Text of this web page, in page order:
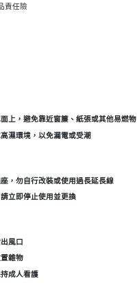
責任險
上，避免靠近窗簾、紙張或其他易燃物
濕環境，以免漏電或受潮
，勿自行改裝或使用過長延長線
立即停止使用並更換
風口
雜物
成人看護